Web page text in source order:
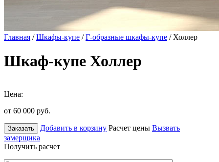
Главная /Шкафы-купе /Г-образные шкафы-купе / Холлер
Шкаф-купе Холлер
Цена:
от 60 000 руб.
Заказать Добавить в корзину Расчет цены Вызвать
замерщика
Получить расчет